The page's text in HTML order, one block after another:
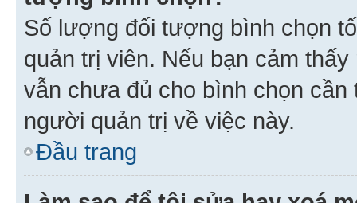
Số lượng đối tượng bình chọn
quản trị viên. Nếu bạn cảm
vẫn chưa đủ cho bình chọn
người quản trị về việc này.
Đầu trang